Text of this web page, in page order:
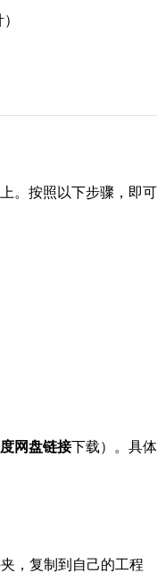
。按照以下步骤，即
网盘链接下载）。具
，复制到自己的工程